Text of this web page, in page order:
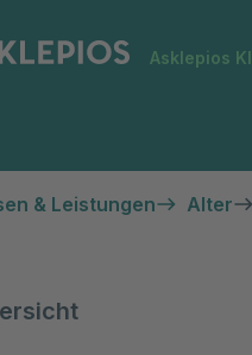
Asklepios
& Leistungen
Alter